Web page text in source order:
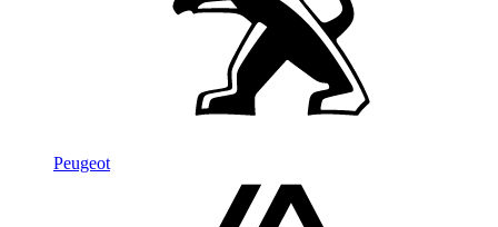
Peugeot